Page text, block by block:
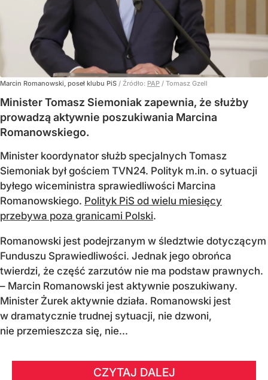
Marcin Romanowski, poseł klubu PiS / Źródło: PAP / Tomasz Gzell
Minister Tomasz Siemoniak zapewnia, że służby
prowadzą aktywnie poszukiwania Marcina
Romanowskiego.
Minister koordynator służb specjalnych Tomasz
Siemoniak był gościem TVN24. Polityk m.in. o sytuacji
byłego wiceministra sprawiedliwości Marcina
Romanowskiego. Polityk PiS od wielu miesięcy
przebywa poza granicami Polski.
Romanowski jest podejrzanym w śledztwie dotyczącym
Funduszu Sprawiedliwości. Jednak jego obrońca
twierdzi, że część zarzutów nie ma podstaw prawnych.
– Marcin Romanowski jest aktywnie poszukiwany.
Minister Żurek aktywnie działa. Romanowski jest
w dramatycznie trudnej sytuacji, nie dzwoni,
nie przemieszcza się, nie...
CZYTAJ DALEJ